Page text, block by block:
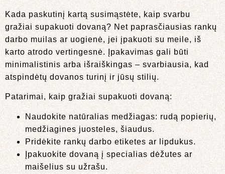
Kada paskutinį kartą susimąstėte, kaip svarbu
gražiai supakuoti dovaną? Net paprasčiausias rankų
darbo muilas ar uogienė, jei įpakuoti su meile, iš
karto atrodo vertingesnė. Įpakavimas gali būti
minimalistinis arba išraiškingas – svarbiausia, kad
atspindėtų dovanos turinį ir jūsų stilių.
Patarimai, kaip gražiai supakuoti dovaną:
Naudokite natūralias medžiagas: rudą popierių,
medžiagines juosteles, šiaudus.
Pridėkite rankų darbo etiketes ar lipdukus.
Įpakuokite dovaną į specialias dėžutes ar
maišelius su užrašu.